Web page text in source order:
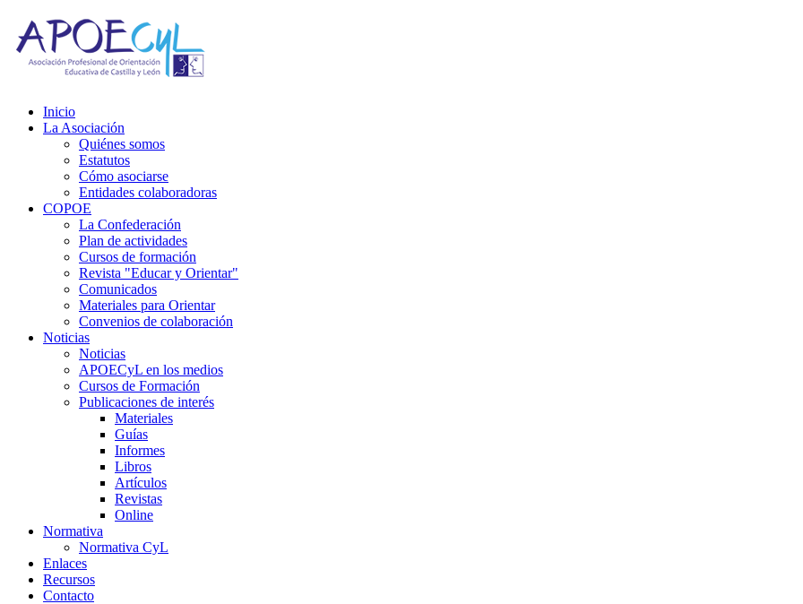
Inicio
La Asociación
Quiénes somos
Estatutos
Cómo asociarse
Entidades colaboradoras
COPOE
La Confederación
Plan de actividades
Cursos de formación
Revista "Educar y Orientar"
Comunicados
Materiales para Orientar
Convenios de colaboración
Noticias
Noticias
APOECyL en los medios
Cursos de Formación
Publicaciones de interés
Materiales
Guías
Informes
Libros
Artículos
Revistas
Online
Normativa
Normativa CyL
Enlaces
Recursos
Contacto